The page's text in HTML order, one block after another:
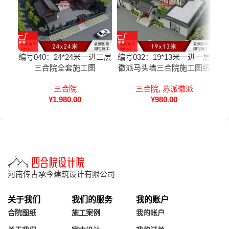
编号040：24*24米一进二层
三合院全套施工图
三合院
¥1,980.00
编号032：19*13米一进一层
徽派马头墙三合院施工图纸
三合院, 苏派徽派
¥980.00
河南传古承今建筑设计有限公司
关于我们
合院图纸
我们的服务
施工案例
我的账户
我的帐户